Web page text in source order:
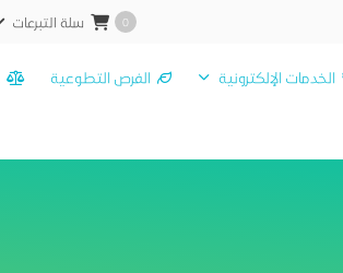
0 سلة التبرعات
الخدمات الإلكترونية الفرص التطوعية